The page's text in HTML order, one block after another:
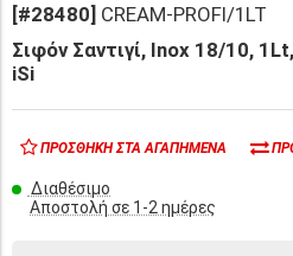
[#28480] CREAM-PROFI/1LT
Σιφόν Σαντιγί, Inox 18/10,
iSi
ΠΡΟΣΘΉΚΗ ΣΤΑ ΑΓΑΠΗΜΈΝΑ
Διαθέσιμο
Αποστολή σε 1-2 ημέρες